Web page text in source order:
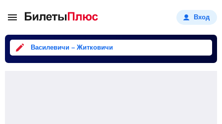
Вход
Василевичи – Житковичи